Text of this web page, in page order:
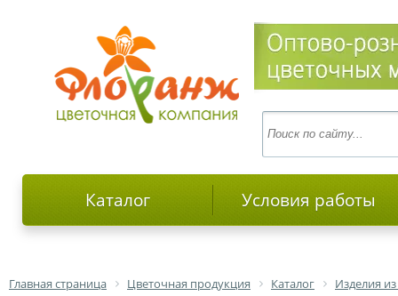
Каталог Условия работы
Главная страница Цветочная продукция Каталог Изделия